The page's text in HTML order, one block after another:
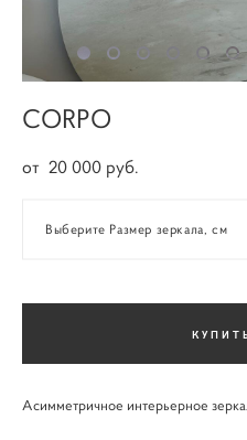
CORPO
от 20 000 pуб.
Выберите Размер зеркала, см
Асимметричное интерьерное